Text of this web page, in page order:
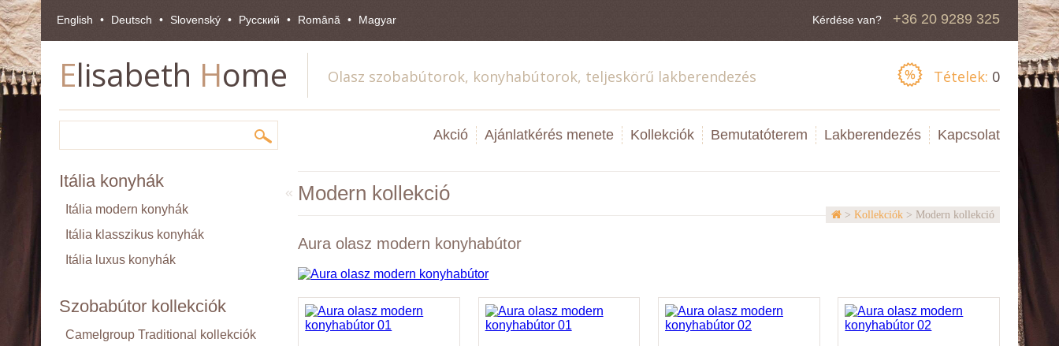
English Deutsch Slovenský Pусский Română Magyar Kérdése van? +36 20 9289 325
Elisabeth Home Olasz szobabútorok, konyhabútorok, teljeskörű lakberendezés Tételek: 0
Akció Ajánlatkérés menete Kollekciók Bemutatóterem Lakberendezés Kapcsolat
Itália konyhák
Itália modern konyhák
Itália klasszikus konyhák
Itália luxus konyhák
Szobabútor kollekciók
Camelgroup Traditional kollekciók
Modern kollekció
«
> Kollekciók> Modern kollekció
Aura olasz modern konyhabútor